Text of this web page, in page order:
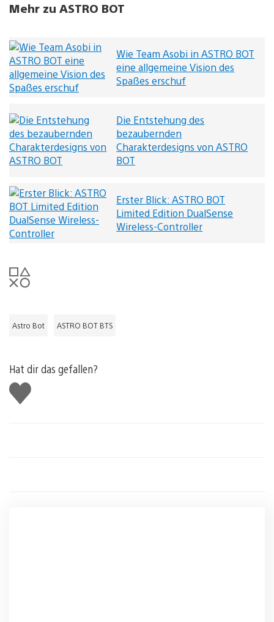
Mehr zu ASTRO BOT
Wie Team Asobi in ASTRO BOT
eine allgemeine Vision des
Spaßes erschuf
Die Entstehung des
bezaubernden
Charakterdesigns von ASTRO
BOT
Erster Blick: ASTRO BOT
Limited Edition DualSense
Wireless-Controller
Astro Bot ASTRO BOT BTS
Hat dir das gefallen?
Gefällt
mir